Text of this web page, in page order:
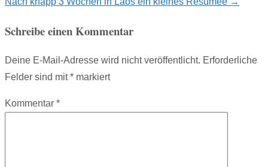
Schreibe einen Kommentar
Deine E-Mail-Adresse wird nicht veröffentlicht. Erforderliche
Felder sind mit* markiert
Kommentar *